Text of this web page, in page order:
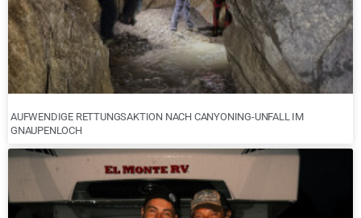
AUFWENDIGE RETTUNGSAKTION NACH CANYONING-UNFALL IM
GNAUPENLOCH